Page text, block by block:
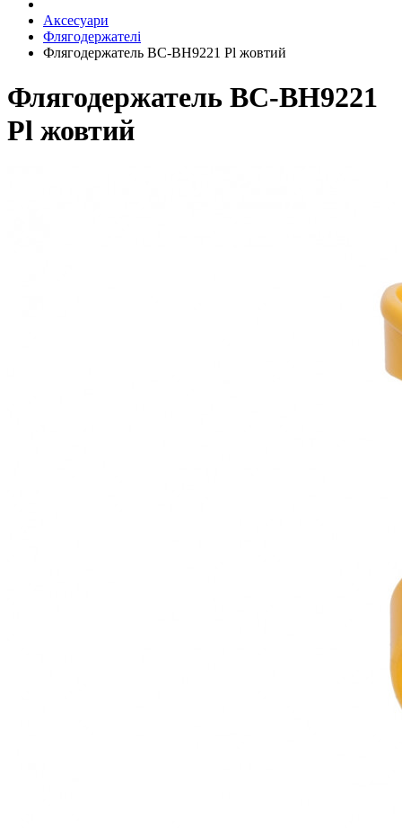
Аксесуари
Флягодержателі
Флягодержатель BC-BH9221 Pl жовтий
Флягодержатель BC-BH9221
Pl жовтий